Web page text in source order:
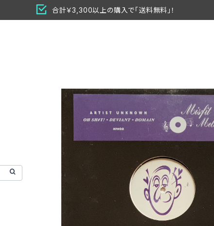
合計￥3,300以上の購入で「送料無料」！